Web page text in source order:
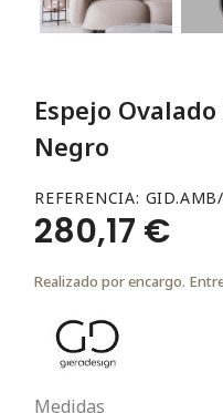
Espejo
Negro
REFERENCIA
280,17 €
Realizado por encargo.
Medidas